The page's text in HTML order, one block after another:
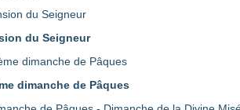
du Seigneur
dimanche de Pâques